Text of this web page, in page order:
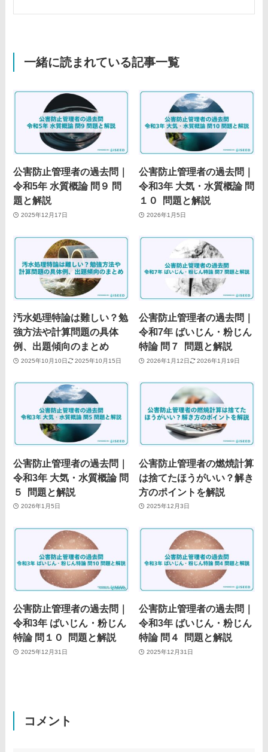
一緒に読まれている記事一覧
公害防止管理者の過去問｜
令和5年 水質概論 問９ 問
題と解説
2025年12月17日
公害防止管理者の過去問｜
令和3年 大気・水質概論 問
１０ 問題と解説
2026年1月5日
汚水処理特論は難しい？勉
強方法や計算問題の具体
例、出題傾向のまとめ
2025年10月10日 2025年10月15日
公害防止管理者の過去問｜
令和7年 ばいじん・粉じん
特論 問７ 問題と解説
2026年1月12日 2026年1月19日
公害防止管理者の過去問｜
令和3年 大気・水質概論 問
５ 問題と解説
2026年1月5日
公害防止管理者の燃焼計算
は捨てたほうがいい？解き
方のポイントを解説
2025年12月3日
公害防止管理者の過去問｜
令和3年 ばいじん・粉じん
特論 問１０ 問題と解説
2025年12月31日
公害防止管理者の過去問｜
令和3年 ばいじん・粉じん
特論 問４ 問題と解説
2025年12月31日
コメント